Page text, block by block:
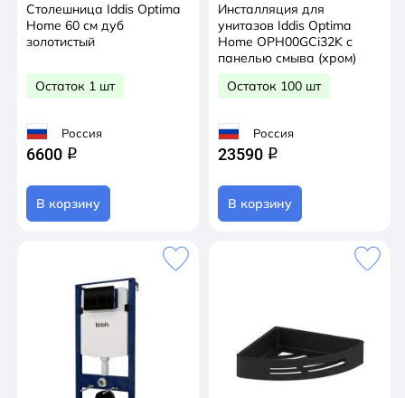
Столешница Iddis Optima
Home 60 см дуб
золотистый
Остаток 1 шт
Россия
6600 q
В корзину
Инсталляция для
унитазов Iddis Optima
Home OPH00GCi32K с
панелью смыва (хром)
Остаток 100 шт
Россия
23590 q
В корзину